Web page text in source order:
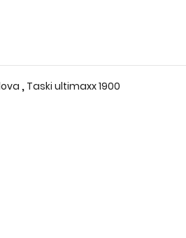
, Taski ultimaxx 1900